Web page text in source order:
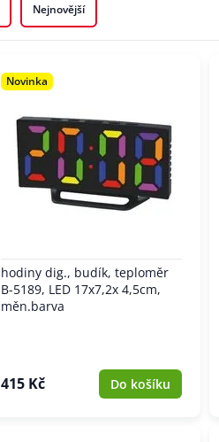
Nejnovější
Novinka
hodiny dig., budík, teploměr
B-5189, LED 17x7,2x 4,5cm,
měn.barva
415 Kč Do košíku